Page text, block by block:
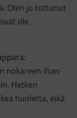
Olen jo tottunut
ole
nokareen ihan
Hetken
huoletta, eikä